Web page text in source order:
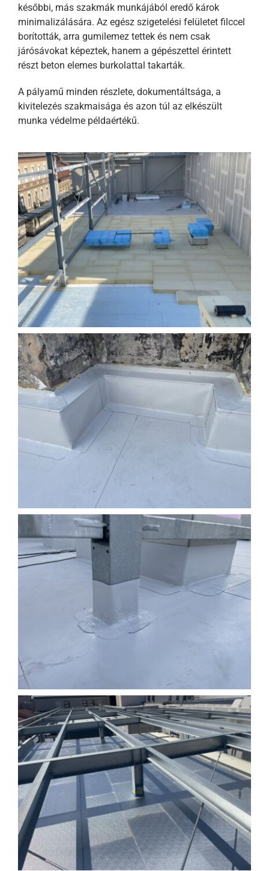
későbbi, más szakmák munkájából eredő károk
minimalizálására. Az egész szigetelési felületet filccel
borították, arra gumilemez tettek és nem csak
járósávokat képeztek, hanem a gépészettel érintett
részt beton elemes burkolattal takarták.
A pályamű minden részlete, dokumentáltsága, a
kivitelezés szakmaisága és azon túl az elkészült
munka védelme példaértékű.